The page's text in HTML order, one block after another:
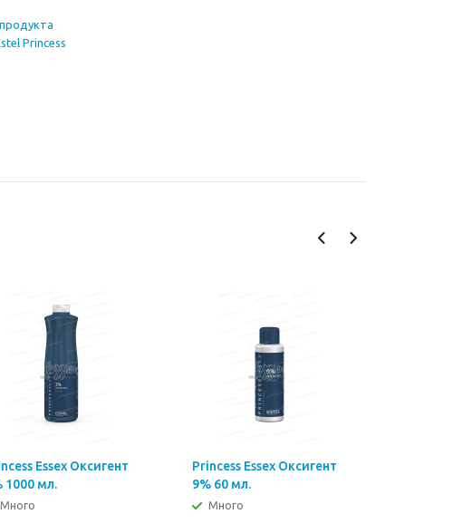
Princess
Essex Оксигент
1000 мл.
Много
Princess Essex Оксигент
9% 60 мл.
Много